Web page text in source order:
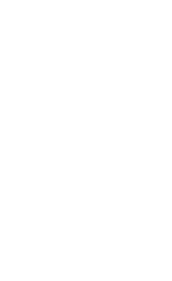
hybride,
autour de
A6/A86).
rapports Car-
sur